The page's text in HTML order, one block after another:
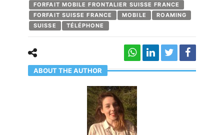
FORFAIT MOBILE FRONTALIER SUISSE FRANCE
FORFAIT SUISSE FRANCE
MOBILE
ROAMING
SUISSE
TÉLÉPHONE
ABOUT THE AUTHOR